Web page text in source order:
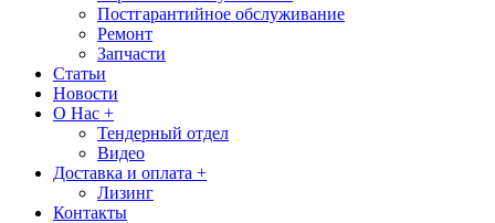
Постгарантийное обслуживание
Ремонт
Запчасти
Статьи
Новости
О Нас +
Тендерный отдел
Видео
Доставка и оплата +
Лизинг
Контакты